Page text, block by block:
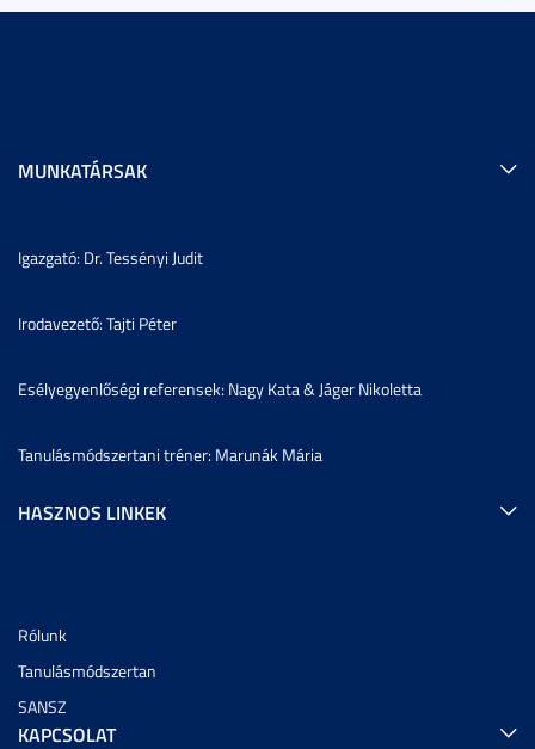
MUNKATÁRSAK
Igazgató: Dr. Tessényi Judit
Irodavezető: Tajti Péter
Esélyegyenlőségi referensek: Nagy Kata & Jáger Nikoletta
Tanulásmódszertani tréner: Marunák Mária
HASZNOS LINKEK
Rólunk
Tanulásmódszertan
SANSZ
KAPCSOLAT